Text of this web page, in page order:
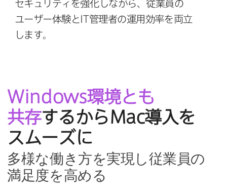
セキュリティを​強化しながら、​従業員の​
ユーザー体験と IT管理者の​運⽤効率を​両⽴
します。
Windows環境とも​
共存するからMac導入を​
スムーズに
多様な​働き方を​実現し従業員の​
満足度を​高める